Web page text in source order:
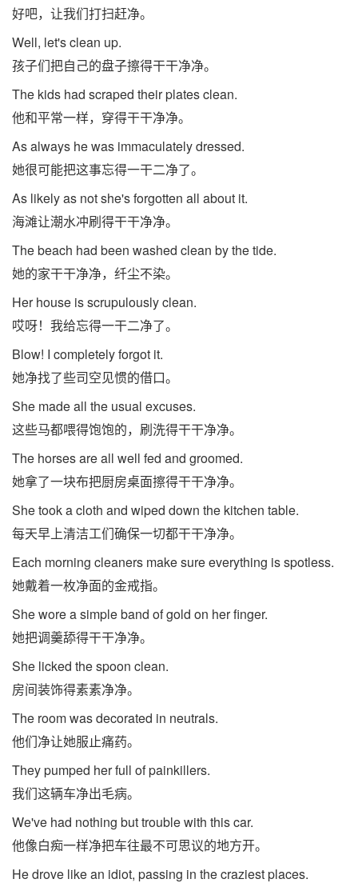
好吧，让我们打扫赶净。
Well, let's clean up.
孩子们把自己的盘子擦得干干净净。
The kids had scraped their plates clean.
他和平常一样，穿得干干净净。
As always he was immaculately dressed.
她很可能把这事忘得一干二净了。
As likely as not she's forgotten all about it.
海滩让潮水冲刷得干干净净。
The beach had been washed clean by the tide.
她的家干干净净，纤尘不染。
Her house is scrupulously clean.
哎呀！我给忘得一干二净了。
Blow! I completely forgot it.
她净找了些司空见惯的借口。
She made all the usual excuses.
这些马都喂得饱饱的，刷洗得干干净净。
The horses are all well fed and groomed.
她拿了一块布把厨房桌面擦得干干净净。
She took a cloth and wiped down the kitchen table.
每天早上清洁工们确保一切都干干净净。
Each morning cleaners make sure everything is spotless.
她戴着一枚净面的金戒指。
She wore a simple band of gold on her finger.
她把调羹舔得干干净净。
She licked the spoon clean.
房间装饰得素素净净。
The room was decorated in neutrals.
他们净让她服止痛药。
They pumped her full of painkillers.
我们这辆车净出毛病。
We've had nothing but trouble with this car.
他像白痴一样净把车往最不可思议的地方开。
He drove like an idiot, passing in the craziest places.